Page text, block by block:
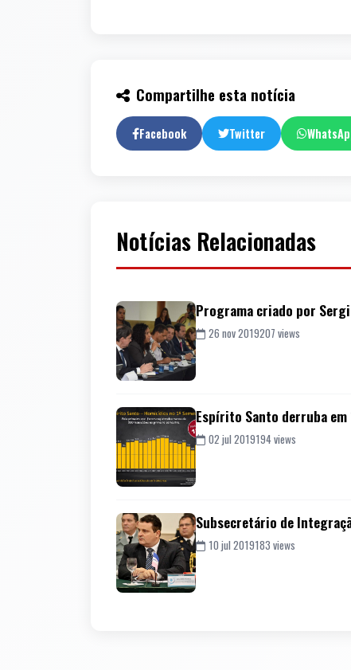
Compartilhe esta notícia
Facebook Twitter
Notícias Relacionadas
Programa criado por
26 nov 2019207 views
Espírito Santo derruba
02 jul 2019194 views
Subsecretário de
10 jul 2019183 views